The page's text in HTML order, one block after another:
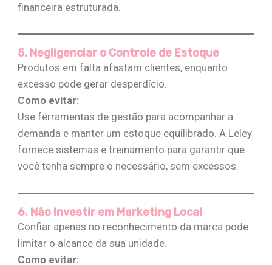
financeira estruturada​.
5. Negligenciar o Controle de Estoque
Produtos em falta afastam clientes, enquanto
excesso pode gerar desperdício.
Como evitar:
Use ferramentas de gestão para acompanhar a
demanda e manter um estoque equilibrado. A Leley
fornece sistemas e treinamento para garantir que
você tenha sempre o necessário, sem excessos​.
6. Não Investir em Marketing Local
Confiar apenas no reconhecimento da marca pode
limitar o alcance da sua unidade.
Como evitar: